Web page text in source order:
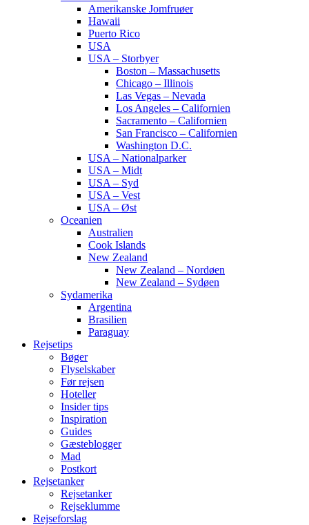
Amerikanske Jomfruøer
Hawaii
Puerto Rico
USA
USA – Storbyer
Boston – Massachusetts
Chicago – Illinois
Las Vegas – Nevada
Los Angeles – Californien
Sacramento – Californien
San Francisco – Californien
Washington D.C.
USA – Nationalparker
USA – Midt
USA – Syd
USA – Vest
USA – Øst
Oceanien
Australien
Cook Islands
New Zealand
New Zealand – Nordøen
New Zealand – Sydøen
Sydamerika
Argentina
Brasilien
Paraguay
Rejsetips
Bøger
Flyselskaber
Før rejsen
Hoteller
Insider tips
Inspiration
Guides
Gæsteblogger
Mad
Postkort
Rejsetanker
Rejsetanker
Rejseklumme
Rejseforslag